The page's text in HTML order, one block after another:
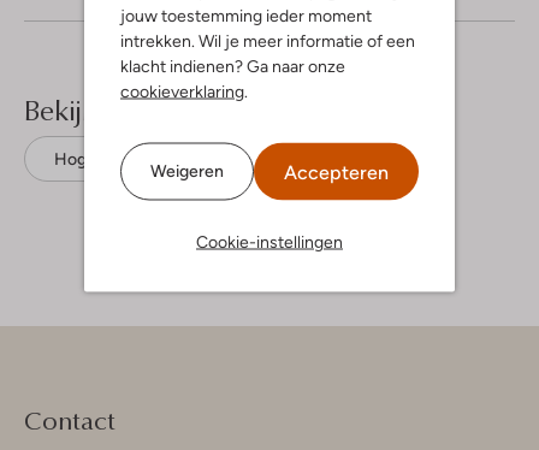
jouw toestemming ieder moment
intrekken. Wil je meer informatie of een
klacht indienen? Ga naar onze
cookieverklaring
Weigeren Accepteren
Cookie-instellingen
Bekijk meer
Hoge sneakers Vans
Contact